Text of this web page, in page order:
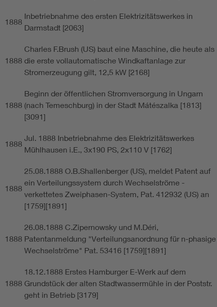
1888
Inbetriebnahme des ersten Elektrizitätswerkes in
Darmstadt [2063]
1888
Charles F.Brush (US) baut eine Maschine, die heute als
die erste vollautomatische Windkaftanlage zur
Stromerzeugung gilt, 12,5 kW [2168]
1888
Beginn der öffentlichen Stromversorgung in Ungarn
(nach Temeschburg) in der Stadt Mátészalka [1813]
[3091]
1888
Jul. 1888 Inbetriebnahme des Elektrizitätswerkes
Mühlhausen i.E., 3x190 PS, 2x110 V [1762]
1888
25.08.1888 O.B.Shallenberger (US), meldet Patent auf
ein Verteilungssystem durch Wechselströme -
verkettetes Zweiphasen-System, Pat. 412932 (US) an
[1759][1891]
1888
26.08.1888 C.Zipernowsky und M.Déri,
Patentanmeldung "Verteilungsanordnung für n-phasige
Wechselströme" Pat. 53416 [1759][1891]
1888
18.12.1888 Erstes Hamburger E-Werk auf dem
Grundstück der alten Stadtwassermühle in der Poststr.
geht in Betrieb [3179]